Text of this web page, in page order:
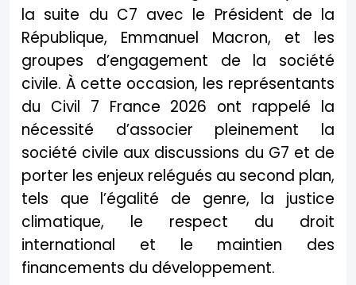
la suite du C7 avec le Président de la
République, Emmanuel Macron, et les
groupes d’engagement de la société
civile. À cette occasion, les représentants
du Civil 7 France 2026 ont rappelé la
nécessité d’associer pleinement la
société civile aux discussions du G7 et de
porter les enjeux relégués au second plan,
tels que l’égalité de genre, la justice
climatique, le respect du droit
international et le maintien des
financements du développement.